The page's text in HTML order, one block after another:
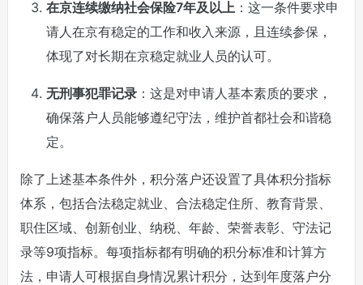
在京连续缴纳社会保险7年及以上 ：这一条件要求申
请人在京有稳定的工作和收入来源，且连续参保，
体现了对长期在京稳定就业人员的认可。
无刑事犯罪记录：这是对申请人基本素质的要求，
确保落户人员能够遵纪守法，维护首都社会和谐稳
定。
除了上述基本条件外，积分落户还设置了具体积分指标
体系，包括合法稳定就业、合法稳定住所、教育背景、
职住区域、创新创业、纳税、年龄、荣誉表彰、守法记
录等9项指标。每项指标都有明确的积分标准和计算方
法，申请人可根据自身情况累计积分，达到年度落户分